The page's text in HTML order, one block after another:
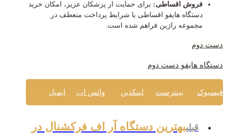
فروش اقساطی: برای حمایت از پزشکان عزیز، امکان خرید
دستگاه هایفو اقساطی با شرایط پرداخت منعطف در
مجموعه راژین فراهم شده است.
دست دوم
دستگاه هایفو دست دوم
فیسبوک پینترست لینکدین واتس اپ ایمیل
قبلیبهترین دستگاه آر اف فرکشنال در